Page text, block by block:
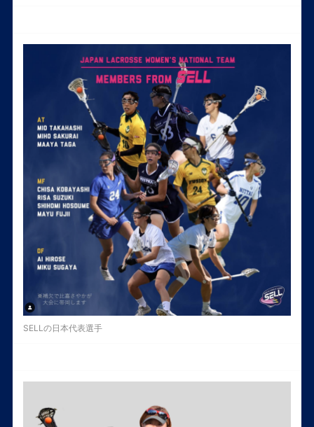
SELLの日本代表選手